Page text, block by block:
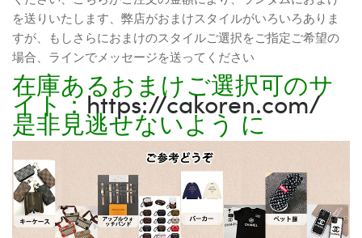
を送りいたします、弊店がおまけスタイルがいろいろありま
すが、もしさらにおまけのスタイルご選択をご指定ご希望の
場合、ラインでメッセージを送ってください
在庫あるおまけご選択可のサ
イト：https://cakoren.com/
是非見逃せないよう に